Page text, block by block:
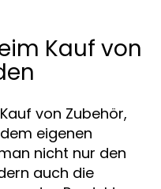
Kauf von
von Zubehör,
eigenen
nicht nur den
auch die